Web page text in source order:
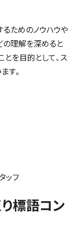
ためのノウハウや
の理解を深めると
とを目的として、ス
す。
ッフ
標語コン